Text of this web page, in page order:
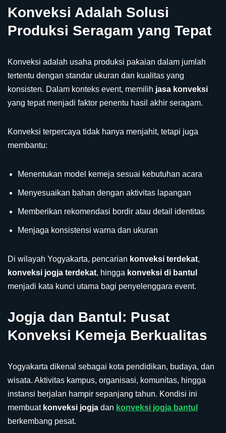
Konveksi Adalah Solusi
Produksi Seragam yang Tepat
Konveksi adalah usaha produksi pakaian dalam jumlah
tertentu dengan standar ukuran dan kualitas yang
konsisten. Dalam konteks event, memilih jasa konveksi
yang tepat menjadi faktor penentu hasil akhir seragam.
Konveksi terpercaya tidak hanya menjahit, tetapi juga
membantu:
Menentukan model kemeja sesuai kebutuhan acara
Menyesuaikan bahan dengan aktivitas lapangan
Memberikan rekomendasi bordir atau detail identitas
Menjaga konsistensi warna dan ukuran
Di wilayah Yogyakarta, pencarian konveksi terdekat,
konveksi jogja terdekat, hingga konveksi di bantul
menjadi kata kunci utama bagi penyelenggara event.
Jogja dan Bantul: Pusat
Konveksi Kemeja Berkualitas
Yogyakarta dikenal sebagai kota pendidikan, budaya, dan
wisata. Aktivitas kampus, organisasi, komunitas, hingga
instansi berjalan hampir sepanjang tahun. Kondisi ini
membuat konveksi jogja dan konveksi jogja bantul
berkembang pesat.